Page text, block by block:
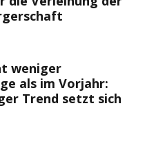
weniger
als im Vorjahr:
Trend setzt sich